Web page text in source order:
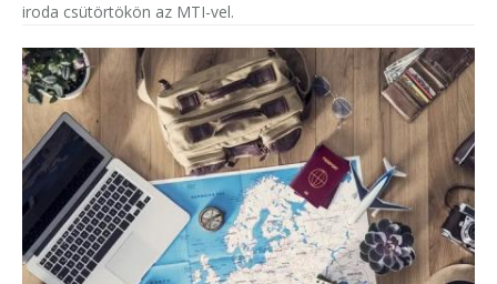
iroda csütörtökön az MTI-vel.